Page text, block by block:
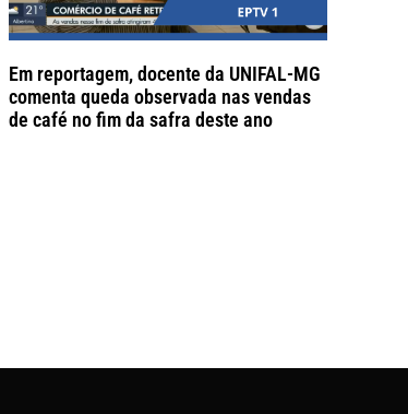
Em reportagem, docente da UNIFAL-MG
comenta queda observada nas vendas
de café no fim da safra deste ano